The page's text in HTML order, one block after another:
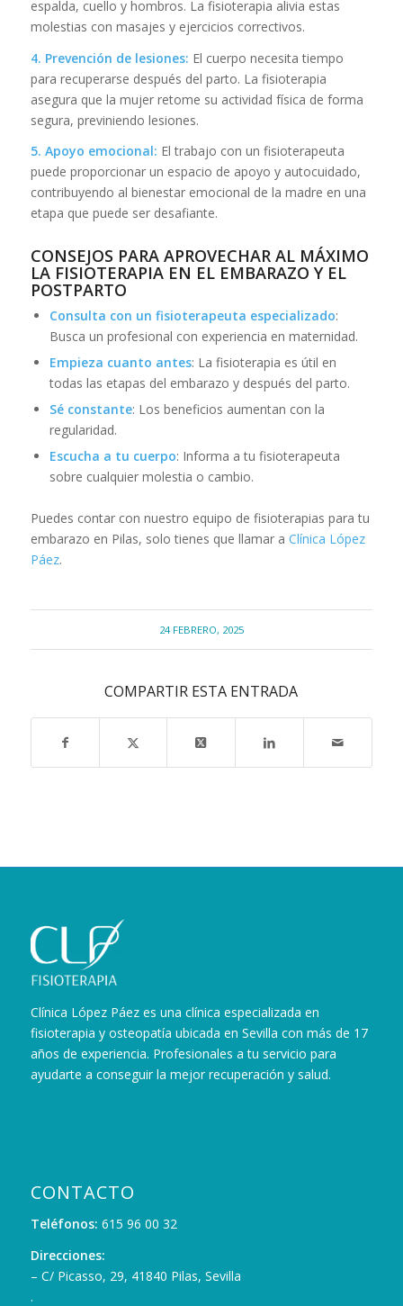
espalda, cuello y hombros. La fisioterapia alivia estas
molestias con masajes y ejercicios correctivos.
4. Prevención de lesiones: El cuerpo necesita tiempo
para recuperarse después del parto. La fisioterapia
asegura que la mujer retome su actividad física de forma
segura, previniendo lesiones.
5. Apoyo emocional: El trabajo con un fisioterapeuta
puede proporcionar un espacio de apoyo y autocuidado,
contribuyendo al bienestar emocional de la madre en una
etapa que puede ser desafiante.
CONSEJOS PARA APROVECHAR AL MÁXIMO
LA FISIOTERAPIA EN EL EMBARAZO Y EL
POSTPARTO
Consulta con un fisioterapeuta especializado:
Busca un profesional con experiencia en maternidad.
Empieza cuanto antes: La fisioterapia es útil en
todas las etapas del embarazo y después del parto.
Sé constante: Los beneficios aumentan con la
regularidad.
Escucha a tu cuerpo: Informa a tu fisioterapeuta
sobre cualquier molestia o cambio.
Puedes contar con nuestro equipo de fisioterapias para tu
embarazo en Pilas, solo tienes que llamar a Clínica López
Páez.
24 FEBRERO, 2025
COMPARTIR ESTA ENTRADA
Clínica López Páez es una clínica especializada en
fisioterapia y osteopatía ubicada en Sevilla con más de 17
años de experiencia. Profesionales a tu servicio para
ayudarte a conseguir la mejor recuperación y salud.
CONTACTO
Teléfonos: 615 96 00 32
Direcciones:
– C/ Picasso, 29, 41840 Pilas, Sevilla
.